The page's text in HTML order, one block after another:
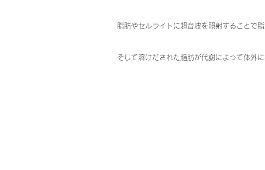
脂肪やセルライトに超音波を照射することで
そして溶けだされた脂肪が代謝によって体外